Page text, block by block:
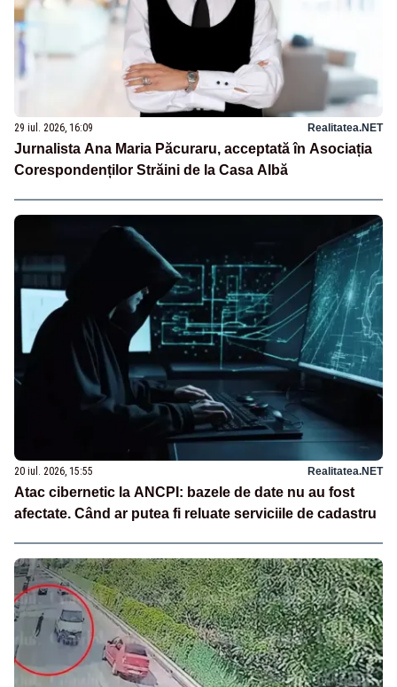
29 iul. 2026, 16:09 Realitatea.NET
Jurnalista Ana Maria Păcuraru, acceptată în Asociația
Corespondenților Străini de la Casa Albă
20 iul. 2026, 15:55 Realitatea.NET
Atac cibernetic la ANCPI: bazele de date nu au fost
afectate. Când ar putea fi reluate serviciile de cadastru